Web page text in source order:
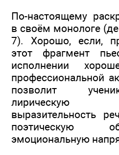
По-настоящему
в своём монологе
7). Хорошо, если,
этот фрагмент
исполнении
профессиональной
позволит
лирическую
выразительность
поэтическую
эмоциональную